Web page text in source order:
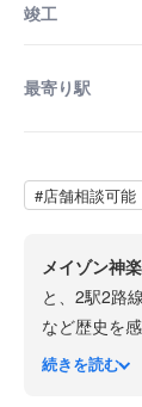
竣工
最寄り駅
#店舗相談可能
メイゾン神
と、2駅2路
など歴史を
所への移動
続きを読む